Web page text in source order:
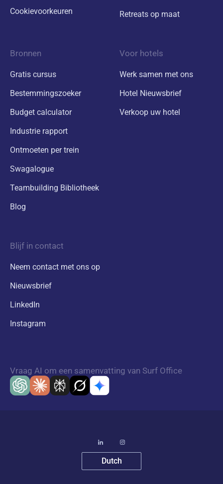
Cookievoorkeuren
Retreats op maat
Bronnen
Gratis cursus
Bestemmingszoeker
Budget calculator
Industrie rapport
Ontmoeten per trein
Swagalogue
Teambuilding Bibliotheek
Blog
Voor hotels
Werk samen met ons
Hotel Nieuwsbrief
Verkoop uw hotel
Blijf in contact
Neem contact met ons op
Nieuwsbrief
LinkedIn
Instagram
Vraag AI om een samenvatting van Surf Office
Dutch